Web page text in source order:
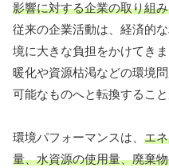
影響に対する企業の取り組
従来の企業活動は、経済的
境に大きな負担をかけてき
暖化や資源枯渇などの環境
可能なものへと転換するこ
環境パフォーマンスは、 エ
量、水資源の使用量、廃棄